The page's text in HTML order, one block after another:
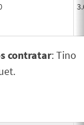
contratar: Tino